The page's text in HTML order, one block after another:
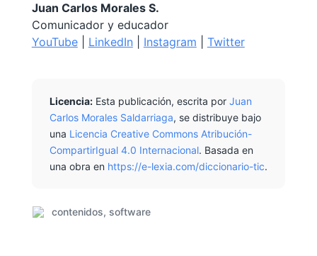
Juan Carlos Morales S.
Comunicador y educador
YouTube| LinkedIn| Instagram Twitter
Licencia:Esta publicación, escrita por Juan
Carlos Morales Saldarriaga, se distribuye bajo
una Licencia Creative Commons Atribución-
CompartirIgual 4.0 Internacional. Basada en
una obra en https://e-lexia.com/diccionario-tic.
E
contenidos, software